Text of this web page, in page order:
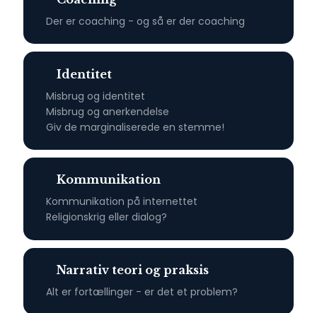
​Der er coaching - og så er der coaching
Identitet
Misbrug og identitet
Misbrug og anerkendelse
Giv de marginaliserede en stemme!
Kommunikation​
Kommunikation på internettet
Religionskrig eller dialog?
Narrativ teori og praksis
​Alt er fortællinger - er det et problem?